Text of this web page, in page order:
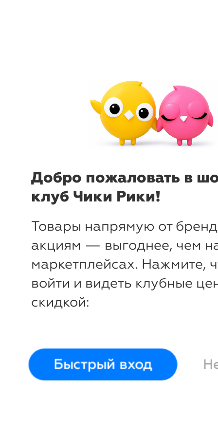
Добро пожаловать в
клуб Чики Рики!
Товары напрямую от
акциям — выгоднее, чем
маркетплейсах. Нажмите,
войти и видеть клубные
скидкой:
Быстрый вход